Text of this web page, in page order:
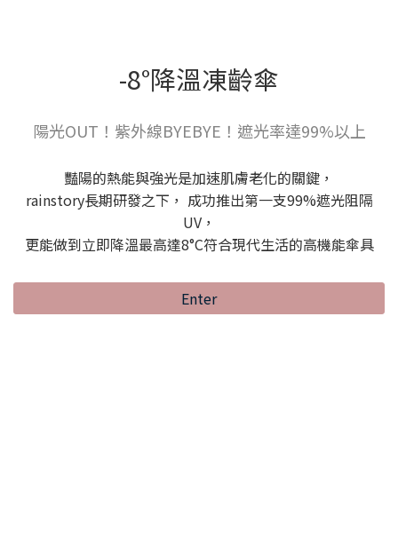
-8°降溫凍齡傘
陽光OUT！紫外線BYEBYE！遮光率達99%以上
豔陽的熱能與強光是加速肌膚老化的關鍵，
rainstory長期研發之下， 成功推出第一支99%遮光阻隔
UV，
更能做到立即降溫最高達8°C符合現代生活的高機能傘具
Enter